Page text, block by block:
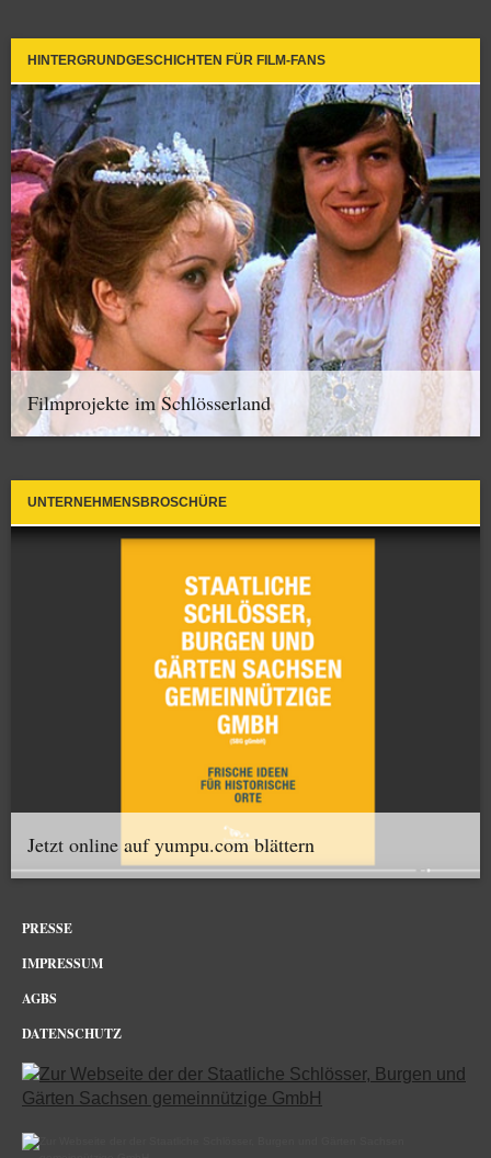
HINTERGRUNDGESCHICHTEN FÜR FILM-FANS
Filmprojekte im Schlösserland
UNTERNEHMENSBROSCHÜRE
Jetzt online auf yumpu.com blättern
PRESSE
IMPRESSUM
AGBS
DATENSCHUTZ